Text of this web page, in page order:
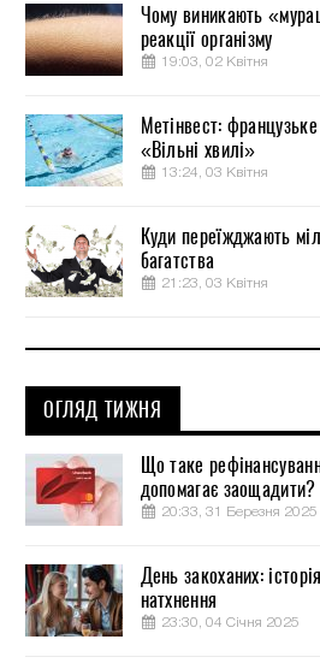
Чому виникають
реакції організму
19:03, 02 Квітня
Метінвест:
«Вільні хвилі»
13:24, 03 Квітня
Куди переїжджають
багатства
21:23, 03 Квітня
ОГЛЯД ТИЖНЯ
Що таке
допомагає заощадити?
20:33, 31 Березня 2025
День закоханих:
натхнення
23:30, 04 Січня 2025